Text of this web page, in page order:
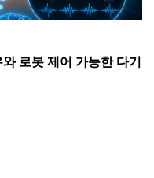
로봇 제어 가능한 다기